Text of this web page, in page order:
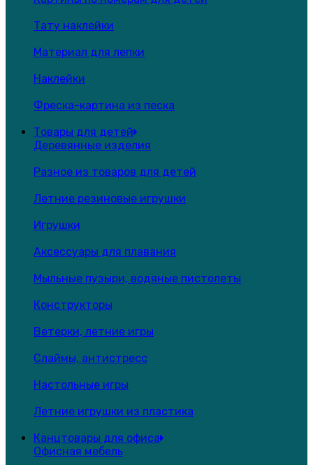
Тату наклейки
Материал для лепки
Наклейки
Фреска-картина из песка
Товары для детей
Деревянные изделия
Разное из товаров для детей
Летние резиновые игрушки
Игрушки
Аксессуары для плавания
Мыльные пузыри, водяные пистолеты
Конструкторы
Ветерки, летние игры
Слаймы, антистресс
Настольные игры
Летние игрушки из пластика
Канцтовары для офиса
Офисная мебель